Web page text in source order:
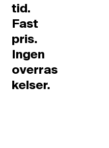
tid.
Fast
pris.
Ingen
overras
kelser.